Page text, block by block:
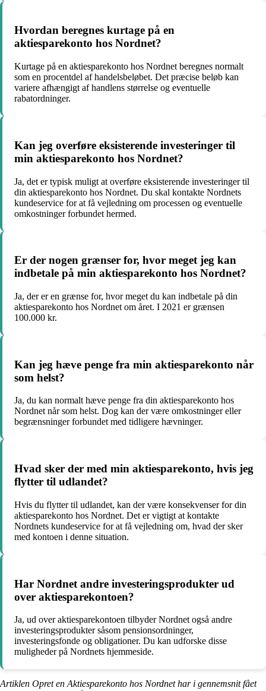
Hvordan beregnes kurtage på en
aktiesparekonto hos Nordnet?
Kurtage på en aktiesparekonto hos Nordnet beregnes normalt
som en procentdel af handelsbeløbet. Det præcise beløb kan
variere afhængigt af handlens størrelse og eventuelle
rabatordninger.
Kan jeg overføre eksisterende investeringer til
min aktiesparekonto hos Nordnet?
Ja, det er typisk muligt at overføre eksisterende investeringer til
din aktiesparekonto hos Nordnet. Du skal kontakte Nordnets
kundeservice for at få vejledning om processen og eventuelle
omkostninger forbundet hermed.
Er der nogen grænser for, hvor meget jeg kan
indbetale på min aktiesparekonto hos Nordnet?
Ja, der er en grænse for, hvor meget du kan indbetale på din
aktiesparekonto hos Nordnet om året. I 2021 er grænsen
100.000 kr.
Kan jeg hæve penge fra min aktiesparekonto når
som helst?
Ja, du kan normalt hæve penge fra din aktiesparekonto hos
Nordnet når som helst. Dog kan der være omkostninger eller
begrænsninger forbundet med tidligere hævninger.
Hvad sker der med min aktiesparekonto, hvis jeg
flytter til udlandet?
Hvis du flytter til udlandet, kan der være konsekvenser for din
aktiesparekonto hos Nordnet. Det er vigtigt at kontakte
Nordnets kundeservice for at få vejledning om, hvad der sker
med kontoen i denne situation.
Har Nordnet andre investeringsprodukter ud
over aktiesparekontoen?
Ja, ud over aktiesparekontoen tilbyder Nordnet også andre
investeringsprodukter såsom pensionsordninger,
investeringsfonde og obligationer. Du kan udforske disse
muligheder på Nordnets hjemmeside.
Artiklen Opret en Aktiesparekonto hos Nordnet har i gennemsnit fået